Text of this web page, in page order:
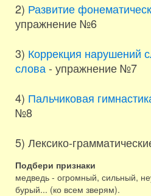
2) Развитие
упражнение №6
3) Коррекция нарушений
слова- упражнение №7
4) Пальчиковая
№8
5) Лексико-
Подбери признаки
медведь - огромный, сильный,
бурый... (ко всем зверям).